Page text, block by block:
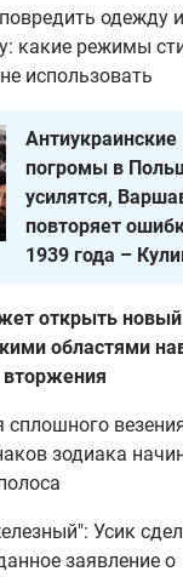
одежду и
какие режимы
использовать
Антиукраинские
погромы в
усилятся,
повторяет
1939 года –
открыть
областями
вторжения
сплошного
зодиака
Усик
заявление о